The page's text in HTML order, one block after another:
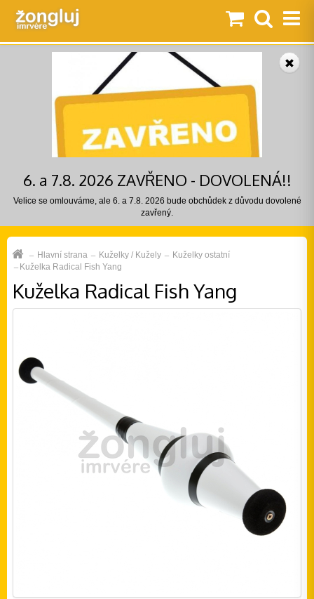
6. a 7.8. 2026 ZAVŘENO - DOVOLENÁ!!
Velice se omlouváme, ale 6. a 7.8. 2026 bude obchůdek z důvodu dovolené
zavřený.
Hlavní strana Kuželky / Kužely
Kuželky ostatní
Kuželka Radical Fish Yang
Kuželka Radical Fish Yang